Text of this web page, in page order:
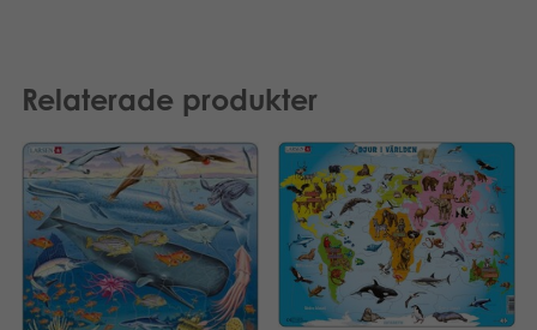
Relaterade produkter